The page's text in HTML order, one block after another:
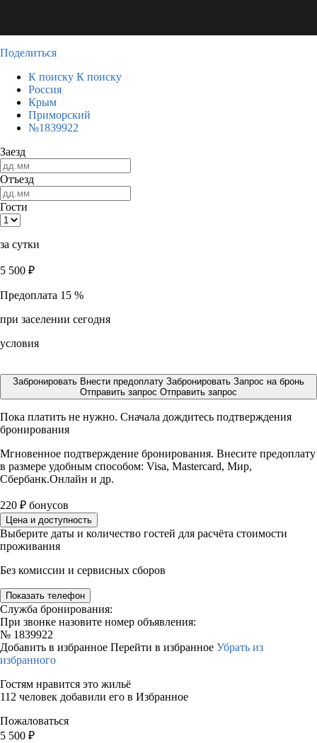
Поделиться
К поиску К поиску
Россия
Крым
Приморский
№1839922
Заезд
Отъезд
Гости
за сутки
5 500 ₽
Предоплата 15 %
при заселении сегодня
условия
Забронировать Внести предоплату Забронировать Запрос на бронь
Отправить запрос Отправить запрос
Пока платить не нужно. Сначала дождитесь подтверждения
бронирования
Мгновенное подтверждение бронирования. Внесите предоплату
в размере удобным способом: Visa, Mastercard, Мир,
Сбербанк.Онлайн и др.
220 ₽ бонусов
Цена и доступность
Выберите даты и количество гостей для расчёта стоимости
проживания
Без комиссии и сервисных сборов
Показать телефон
Служба бронирования:
При звонке назовите номер объявления:
№ 1839922
Добавить в избранное Перейти в избранное Убрать из
избранного
Гостям нравится это жильё
112 человек добавили его в Избранное
Пожаловаться
5 500 ₽